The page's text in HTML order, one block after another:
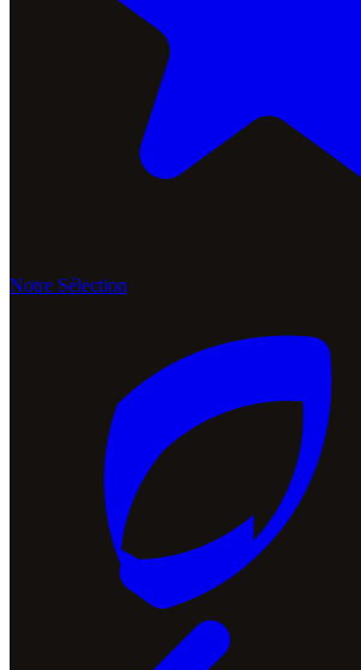
Notre Sélection